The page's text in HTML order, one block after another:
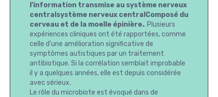
l'information transmise au système nerveux
centralsystème nerveux centralComposé du
cerveau et de la moelle épinière.. Plusieurs
expériences cliniques ont été rapportées, comme
celle d'une amélioration significative de
symptômes autistiques par un traitement
antibiotique. Si la corrélation semblait improbable
il y a quelques années, elle est depuis considérée
avec sérieux.
Le rôle du microbiote est évoqué dans de